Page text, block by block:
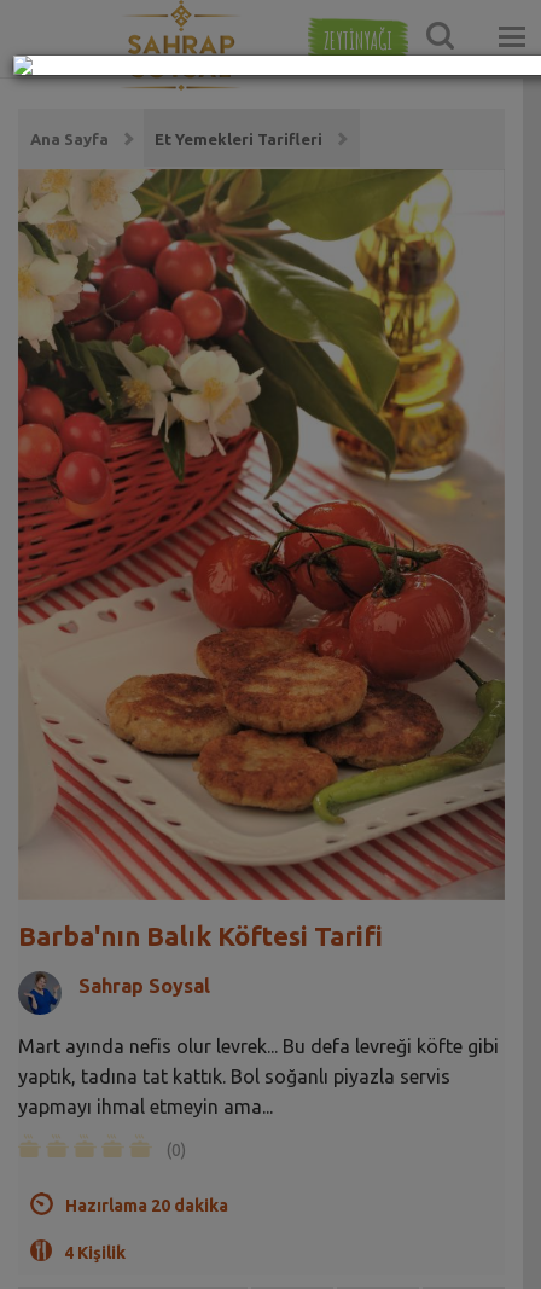
ZEYTİNYAĞI
Ana Sayfa Et Yemekleri Tarifleri
Barba'nın Balık Köftesi Tarifi
Sahrap Soysal
Mart ayında nefis olur levrek... Bu defa levreği köfte gibi
yaptık, tadına tat kattık. Bol soğanlı piyazla servis
yapmayı ihmal etmeyin ama...
(0)
Hazırlama 20 dakika
4 Kişilik